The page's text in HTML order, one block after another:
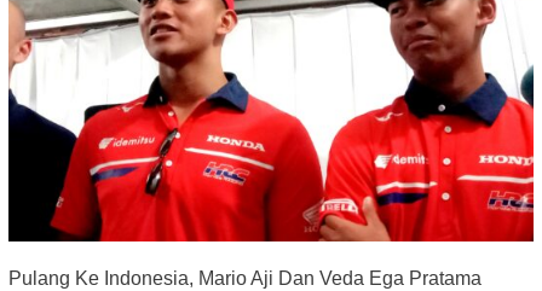
Pulang Ke Indonesia, Mario Aji Dan Veda Ega Pratama